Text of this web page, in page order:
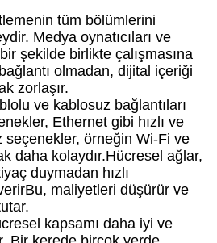
tüm bölümlerini
Medya oynatıcıları ve
şekilde birlikte çalışmasına
olmadan, dijital içeriği
zorlaşır.
ve kablosuz bağlantıları
Ethernet gibi hızlı ve
seçenekler, örneğin Wi-Fi ve
daha kolaydır.Hücresel ağlar,
duymadan hızlı
maliyetleri düşürür ve
kapsamı daha iyi ve